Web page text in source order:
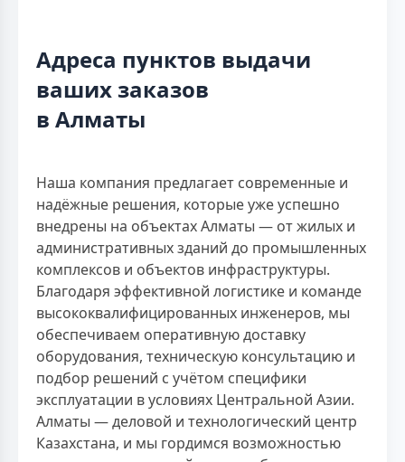
Адреса пунктов выдачи
ваших заказов
в Алматы
Наша компания предлагает современные и
надёжные решения, которые уже успешно
внедрены на объектах Алматы — от жилых и
административных зданий до промышленных
комплексов и объектов инфраструктуры.
Благодаря эффективной логистике и команде
высококвалифицированных инженеров, мы
обеспечиваем оперативную доставку
оборудования, техническую консультацию и
подбор решений с учётом специфики
эксплуатации в условиях Центральной Азии.
Алматы — деловой и технологический центр
Казахстана, и мы гордимся возможностью